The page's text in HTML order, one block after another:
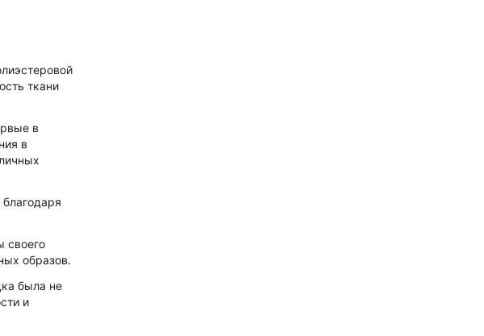
ткани
в
в
своего
образов.
была не
и